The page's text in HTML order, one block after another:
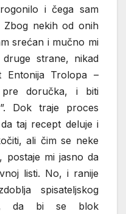
i čega sam
Zbog nekih od onih
srećan i mučno mi
strane, nikad
Entonija Trolopa –
doručka, i biti
Dok traje proces
taj recept deluje i
ali čim se neke
postaje mi jasno da
listi. No, i ranije
spisateljskog
da bi se blok